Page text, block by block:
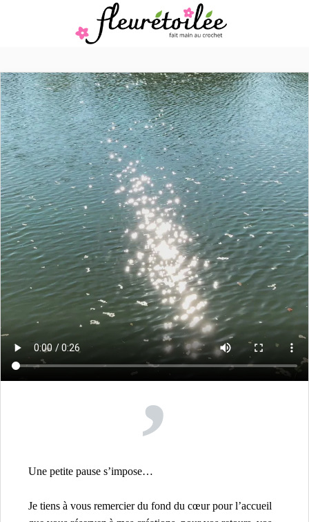
,
Une petite pause s’impose…
Je tiens à vous remercier du fond du cœur pour l’accueil